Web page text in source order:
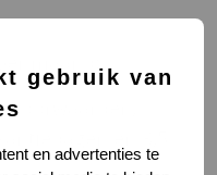
gebruik van
en advertenties te
maand;